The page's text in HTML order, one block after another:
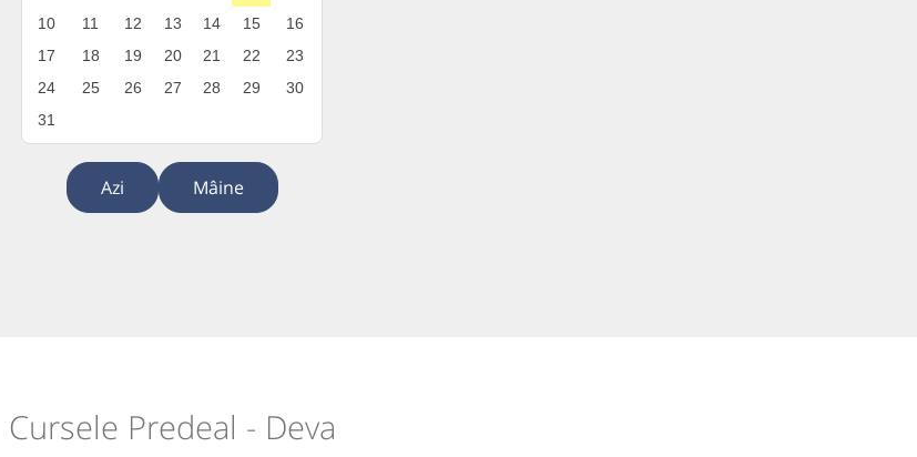
10
11 12 13 14 15
16
17
18 19 20 21 22
23
24
25 26 27 28 29
30
31
Azi Mâine
Cursele Predeal - Deva